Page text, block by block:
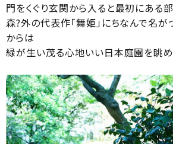
門をくぐり玄関から入ると最初にある
森?外の代表作「舞姫」にちなんで名
からは
緑が生い茂る心地いい日本庭園を眺め